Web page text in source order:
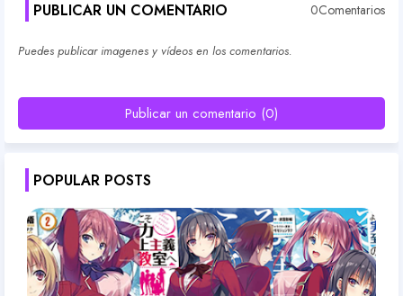
PUBLICAR UN COMENTARIO 0Comentarios
Puedes publicar imagenes y vídeos en los comentarios.
Publicar un comentario (0)
POPULAR POSTS